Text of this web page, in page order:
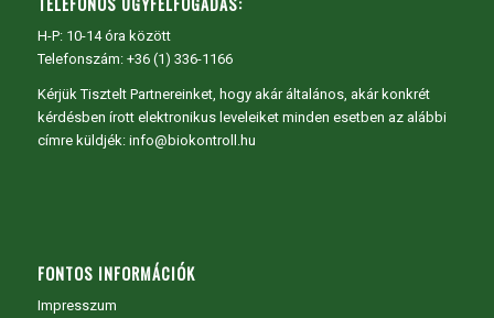
H-P: 10-14 óra között
Telefonszám: +36 (1) 336-1166
Kérjük Tisztelt Partnereinket, hogy akár általános, akár konkrét
kérdésben írott elektronikus leveleiket minden esetben az alábbi
címre küldjék: info@biokontroll.hu
FONTOS INFORMÁCIÓK
Impresszum